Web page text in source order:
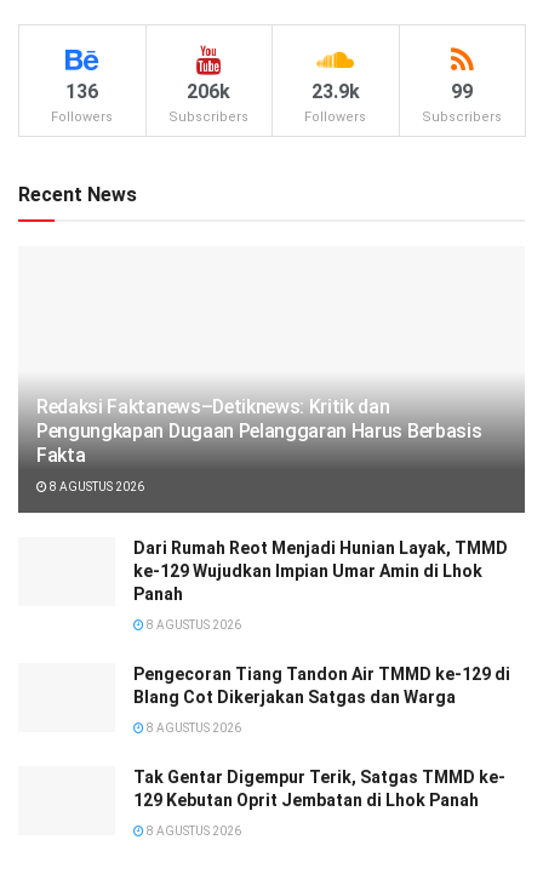
136
Followers
206k
Subscribers
23.9k
Followers
99
Subscribers
Recent News
Redaksi Faktanews–Detiknews: Kritik dan
Pengungkapan Dugaan Pelanggaran Harus Berbasis
Fakta
8 AGUSTUS 2026
Dari Rumah Reot Menjadi Hunian Layak, TMMD
ke-129 Wujudkan Impian Umar Amin di Lhok
Panah
8 AGUSTUS 2026
Pengecoran Tiang Tandon Air TMMD ke-129 di
Blang Cot Dikerjakan Satgas dan Warga
8 AGUSTUS 2026
Tak Gentar Digempur Terik, Satgas TMMD ke-
129 Kebutan Oprit Jembatan di Lhok Panah
8 AGUSTUS 2026